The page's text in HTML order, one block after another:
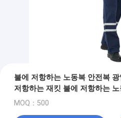
불에 저항하는 노동복 안전복
저항하는 재킷 불에 저항하는 노
MOQ：500